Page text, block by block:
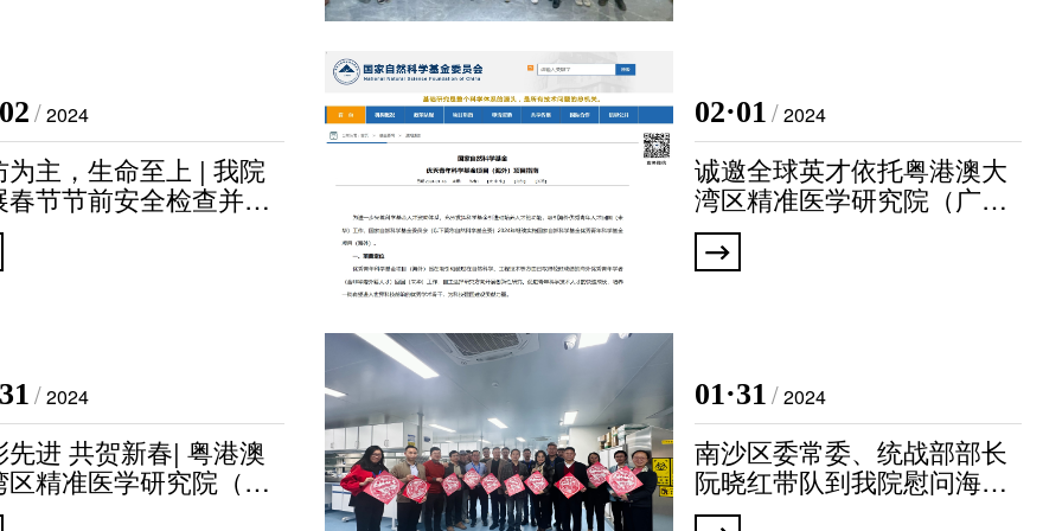
/2024
为主，生命至上 | 我院
春节节前安全检查并慰
值班人员
02·01/2024
诚邀全球英才依托粤港澳大
湾区精准医学研究院（广
州）申报海外优青项目
/2024
先进 共贺新春| 粤港澳
区精准医学研究院（广
年度表彰大会暨20
01·31/2024
南沙区委常委、统战部部长
阮晓红带队到我院慰问海归
科技工作者并调研发展建设